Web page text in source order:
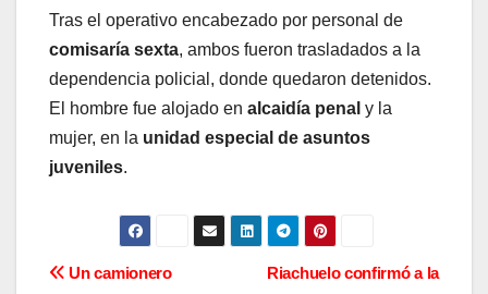
Tras el operativo encabezado por personal de
comisaría sexta, ambos fueron trasladados a la
dependencia policial, donde quedaron detenidos.
El hombre fue alojado en alcaidía penal y la
mujer, en la unidad especial de asuntos
juveniles.
N
Riachuelo confirmó a la
Un camionero